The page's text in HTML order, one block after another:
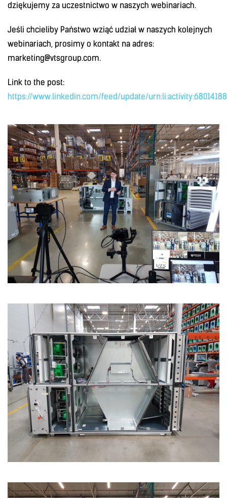
dziękujemy za uczestnictwo w naszych webinariach.
Jeśli chcieliby Państwo wziąć udział w naszych kolejnych
webinariach, prosimy o kontakt na adres:
marketing@vtsgroup.com.
Link to the post:
https://www.linkedin.com/feed/update/